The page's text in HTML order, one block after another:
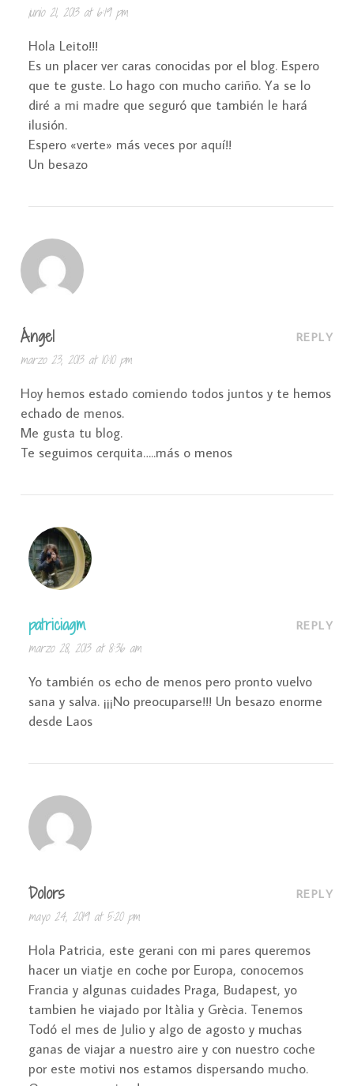
junio 21, 2013 at 6:19 pm
Hola Leito!!!
Es un placer ver caras conocidas por el blog. Espero
que te guste. Lo hago con mucho cariño. Ya se lo
diré a mi madre que seguró que también le hará
ilusión.
Espero «verte» más veces por aquí!!
Un besazo
Ángel
marzo 23, 2013 at 10:10 pm
REPLY
Hoy hemos estado comiendo todos juntos y te hemos
echado de menos.
Me gusta tu blog.
Te seguimos cerquita…..más o menos
patriciagm
marzo 28, 2013 at 8:36 am
REPLY
Yo también os echo de menos pero pronto vuelvo
sana y salva. ¡¡¡No preocuparse!!! Un besazo enorme
desde Laos
Dolors
mayo 24, 2019 at 5:20 pm
REPLY
Hola Patricia, este gerani con mi pares queremos
hacer un viatje en coche por Europa, conocemos
Francia y algunas cuidades Praga, Budapest, yo
tambien he viajado por Itàlia y Grècia. Tenemos
Todó el mes de Julio y algo de agosto y muchas
ganas de viajar a nuestro aire y con nuestro coche
por este motivi nos estamos dispersando mucho.